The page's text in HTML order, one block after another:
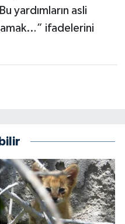
yardımların asli
ifadelerini